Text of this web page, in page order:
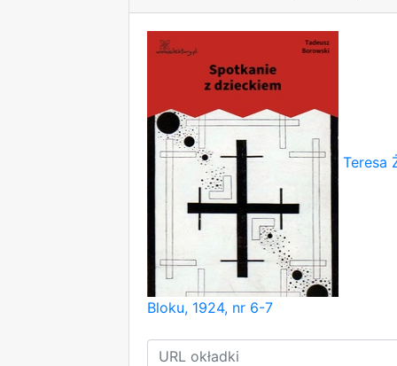
Teresa
Bloku, 1924, nr 6-7